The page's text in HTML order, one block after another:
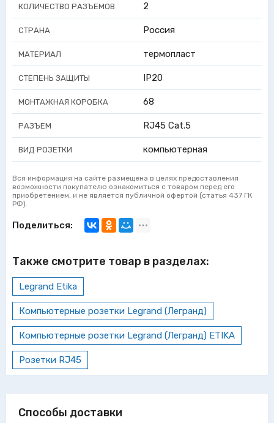
КОЛИЧЕСТВО РАЗЪЕМОВ 2
СТРАНА Россия
МАТЕРИАЛ термопласт
СТЕПЕНЬ ЗАЩИТЫ IP20
МОНТАЖНАЯ КОРОБКА 68
РАЗЪЕМ RJ45 Cat.5
ВИД РОЗЕТКИ компьютерная
Вся информация на сайте размещена в целях предоставления
возможности покупателю ознакомиться с товаром перед его
приобретением, и не является публичной офертой (статья 437 ГК
РФ).
Поделиться:
Также смотрите товар в разделах:
Legrand Etika
Компьютерные розетки Legrand (Легранд)
Компьютерные розетки Legrand (Легранд) ETIKA
Розетки RJ45
Способы доставки